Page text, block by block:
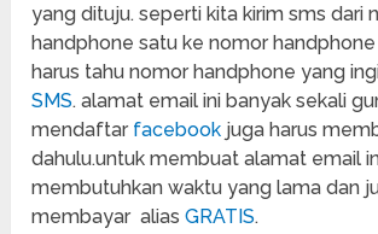
yang dituju. seperti kita kirim sms dari
handphone satu ke nomor
harus tahu nomor handphone yang
SMS. alamat email ini banyak sekali
mendaftar facebook juga harus
dahulu.untuk membuat alamat email
membutuhkan waktu yang lama dan
membayar aliasGRATIS.